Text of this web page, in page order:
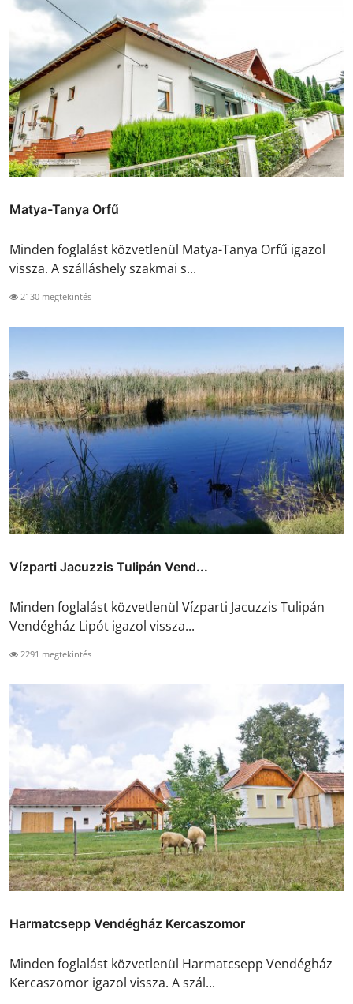
Matya-Tanya Orfű
Minden foglalást közvetlenül Matya-Tanya Orfű igazol
vissza. A szálláshely szakmai s...
2130 megtekintés
Vízparti Jacuzzis Tulipán Vend...
Minden foglalást közvetlenül Vízparti Jacuzzis Tulipán
Vendégház Lipót igazol vissza...
2291 megtekintés
Harmatcsepp Vendégház Kercaszomor
Minden foglalást közvetlenül Harmatcsepp Vendégház
Kercaszomor igazol vissza. A szál...